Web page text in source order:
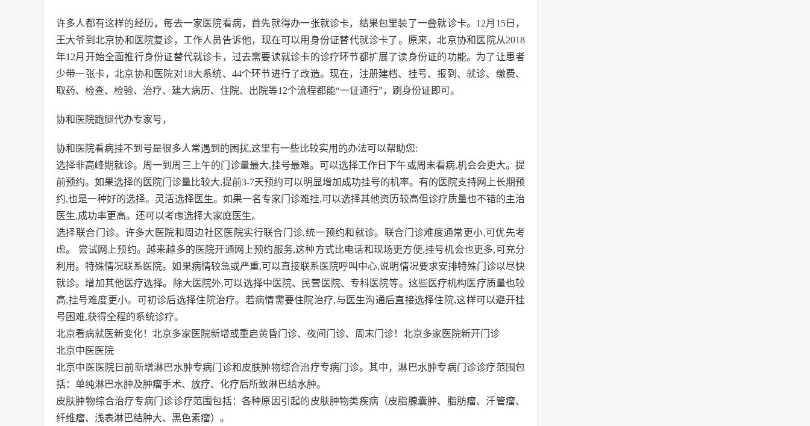
许多人都有这样的经历，每去一家医院看病，首先就得办一张就诊卡，结果包里装了一叠就诊卡。12月15日，
王大爷到北京协和医院复诊，工作人员告诉他，现在可以用身份证替代就诊卡了。原来，北京协和医院从2018
年12月开始全面推行身份证替代就诊卡，过去需要读就诊卡的诊疗环节都扩展了读身份证的功能。为了让患者
少带一张卡，北京协和医院对18大系统、44个环节进行了改造。现在，注册建档、挂号、报到、就诊、缴费、
取药、检查、检验、治疗、建大病历、住院、出院等12个流程都能“一证通行”，刷身份证即可。
协和医院跑腿代办专家号，
协和医院看病挂不到号是很多人常遇到的困扰,这里有一些比较实用的办法可以帮助您:
选择非高峰期就诊。周一到周三上午的门诊量最大,挂号最难。可以选择工作日下午或周末看病,机会会更大。提
前预约。如果选择的医院门诊量比较大,提前3-7天预约可以明显增加成功挂号的机率。有的医院支持网上长期预
约,也是一种好的选择。灵活选择医生。如果一名专家门诊难挂,可以选择其他资历较高但诊疗质量也不错的主治
医生,成功率更高。还可以考虑选择大家庭医生。
选择联合门诊。许多大医院和周边社区医院实行联合门诊,统一预约和就诊。联合门诊难度通常更小,可优先考
虑。 尝试网上预约。越来越多的医院开通网上预约服务,这种方式比电话和现场更方便,挂号机会也更多,可充分
利用。特殊情况联系医院。如果病情较急或严重,可以直接联系医院呼叫中心,说明情况要求安排特殊门诊以尽快
就诊。增加其他医疗选择。除大医院外,可以选择中医院、民营医院、专科医院等。这些医疗机构医疗质量也较
高,挂号难度更小。可初诊后选择住院治疗。若病情需要住院治疗,与医生沟通后直接选择住院,这样可以避开挂
号困难,获得全程的系统诊疗。
北京看病就医新变化！北京多家医院新增或重启黄昏门诊、夜间门诊、周末门诊！北京多家医院新开门诊
北京中医医院
北京中医医院日前新增淋巴水肿专病门诊和皮肤肿物综合治疗专病门诊。其中，淋巴水肿专病门诊诊疗范围包
括：单纯淋巴水肿及肿瘤手术、放疗、化疗后所致淋巴结水肿。
皮肤肿物综合治疗专病门诊诊疗范围包括：各种原因引起的皮肤肿物类疾病（皮脂腺囊肿、脂肪瘤、汗管瘤、
纤维瘤、浅表淋巴结肿大、黑色素瘤）。